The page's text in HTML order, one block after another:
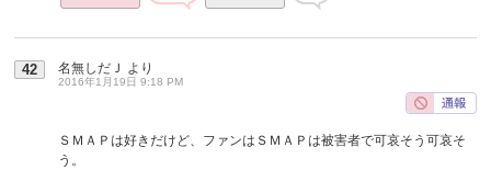
42 名無しだＪ より
2016年1月19日 9:18 PM
ＳＭＡＰは好きだけど、ファンはＳＭＡＰは被害者で可哀そう可哀そ
う。